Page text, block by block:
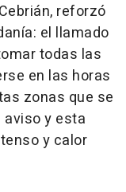
reforzó
el llamado
todas las
en las horas
zonas que se
y esta
y calor